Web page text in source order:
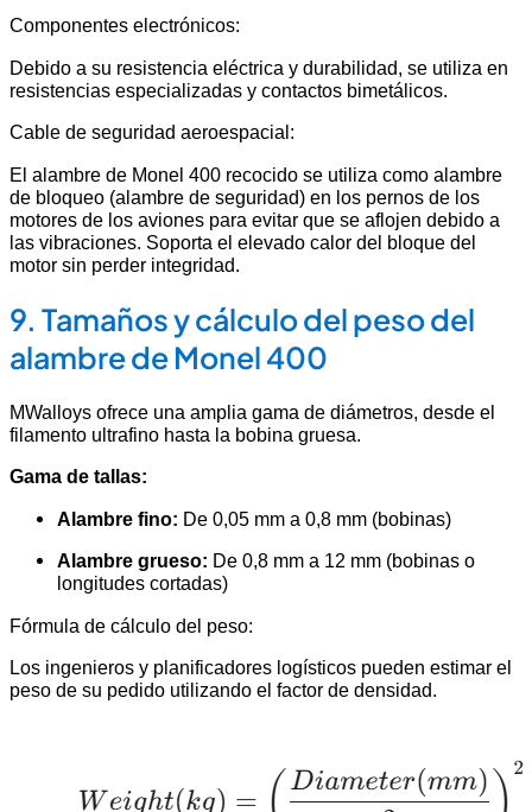
Componentes electrónicos:
Debido a su resistencia eléctrica y durabilidad, se utiliza en
resistencias especializadas y contactos bimetálicos.
Cable de seguridad aeroespacial:
El alambre de Monel 400 recocido se utiliza como alambre
de bloqueo (alambre de seguridad) en los pernos de los
motores de los aviones para evitar que se aflojen debido a
las vibraciones. Soporta el elevado calor del bloque del
motor sin perder integridad.
9. Tamaños y cálculo del peso del
alambre de Monel 400
MWalloys ofrece una amplia gama de diámetros, desde el
filamento ultrafino hasta la bobina gruesa.
Gama de tallas:
Alambre fino: De 0,05 mm a 0,8 mm (bobinas)
Alambre grueso: De 0,8 mm a 12 mm (bobinas o
longitudes cortadas)
Fórmula de cálculo del peso:
Los ingenieros y planificadores logísticos pueden estimar el
peso de su pedido utilizando el factor de densidad.